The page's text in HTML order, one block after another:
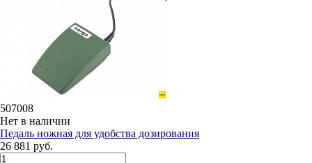
507008
Нет в наличии
Педаль ножная для удобства дозирования
26 881 руб.